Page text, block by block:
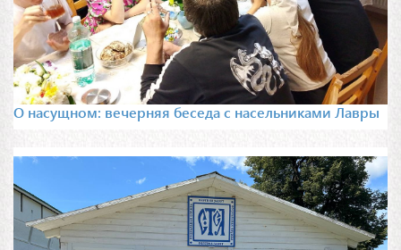
О насущном: вечерняя беседа с насельниками Лавры